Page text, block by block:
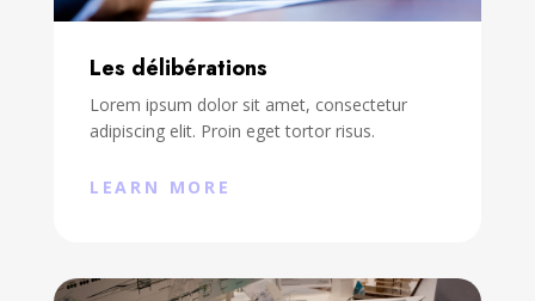
Les délibérations
Lorem ipsum dolor sit amet, consectetur
adipiscing elit. Proin eget tortor risus.
LEARN MORE